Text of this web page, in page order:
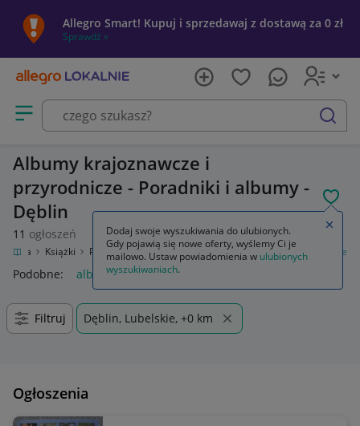
Allegro Smart! Kupuj i sprzedawaj z dostawą za 0 zł
Sprawdź »
Otwórz menu z kategoriami
szukaj
Albumy krajoznawcze i
przyrodnicze - Poradniki i albumy -
Dęblin
11 ogłoszeń
Książki Poradniki i albumy Albumy krajoznawcze i przyrodnicze
Podobne: albumy krajoznawcze i przyrodnicze
Filtruj Dęblin, Lubelskie, +0 km
Ogłoszenia
Dodaj swoje wyszukiwania do ulubionych.
Gdy pojawią się nowe oferty, wyślemy Ci je
mailowo. Ustaw powiadomienia w ulubionych
wyszukiwaniach.